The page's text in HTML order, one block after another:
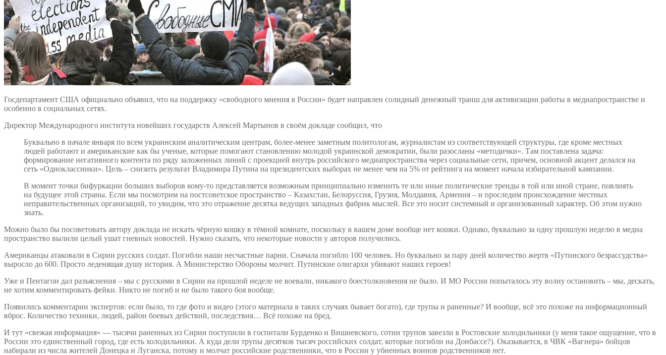
Госдепартамент США официально объявил, что на поддержку «свободного мнения в России» будет направлен солидный денежный транш для активизации работы в медиапространстве и
особенно в социальных сетях.
Директор Международного института новейших государств Алексей Мартынов в своём докладе сообщил, что
Буквально в начале января по всем украинским аналитическим центрам, более-менее заметным политологам, журналистам из соответствующей структуры, где кроме местных
людей работают и американские как бы ученые, которые помогают становлению молодой украинской демократии, были разосланы «методички». Там поставлена задача:
формирование негативного контента по ряду заложенных линий с проекцией внутрь российского медиапространства через социальные сети, причем, основной акцент делался на
сеть «Одноклассники». Цель – снизить результат Владимира Путина на президентских выборах не менее чем на 5% от рейтинга на момент начала избирательной кампании.
В момент точки бифуркации больших выборов кому-то представляется возможным принципиально изменить те или иные политические тренды в той или иной стране, повлиять
на будущее этой страны. Если мы посмотрим на постсоветское пространство – Казахстан, Белоруссия, Грузия, Молдавия, Армения – и проследим происхождение местных
неправительственных организаций, то увидим, что это отражение десятка ведущих западных фабрик мыслей. Все это носит системный и организованный характер. Об этом нужно
знать.
Можно было бы посоветовать автору доклада не искать чёрную кошку в тёмной комнате, поскольку в вашем доме вообще нет кошки. Однако, буквально за одну прошлую неделю в медиа
пространство вылили целый ушат гневных новостей. Нужно сказать, что некоторые новости у авторов получились.
Американцы атаковали в Сирии русских солдат. Погибли наши несчастные парни. Сначала погибло 100 человек. Но буквально за пару дней количество жертв «Путинского безрассудства»
выросло до 600. Просто леденящая душу история. А Министерство Обороны молчит. Путинские олигархи убивают наших героев!
Уже и Пентагон дал разъяснения – мы с русскими в Сирии на прошлой неделе не воевали, никакого боестолкновения не было. И МО России попыталось эту волну остановить – мы, дескать,
не хотим комментировать фейки. Никто не погиб и не было такого боя вообще.
Появились комментарии экспертов: если было, то где фото и видео (этого материала в таких случаях бывает богато), где трупы и раненные? И вообще, всё это похоже на информационный
вброс. Количество техники, людей, район боевых действий, последствия… Всё похоже на бред.
И тут «свежая информация» — тысячи раненных из Сирии поступили в госпитали Бурденко и Вишневского, сотни трупов завезли в Ростовские холодильники (у меня такое ощущение, что в
России это единственный город, где есть холодильники. А куда дели трупы десятков тысяч российских солдат, которые погибли на Донбассе?). Оказывается, в ЧВК «Вагнера» бойцов
набирали из числа жителей Донецка и Луганска, потому и молчат российские родственники, что в России у убиенных воинов родственников нет.